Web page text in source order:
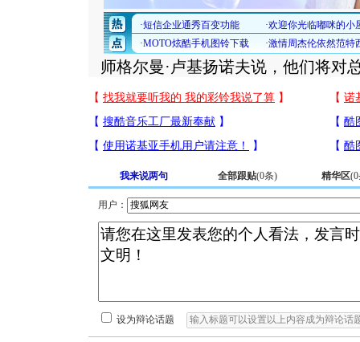
师格尔曼·卢基扬诺夫说，他们将对
我来说两句 全部跟贴(0条) 精华区(0
用户：
设为辩论话题